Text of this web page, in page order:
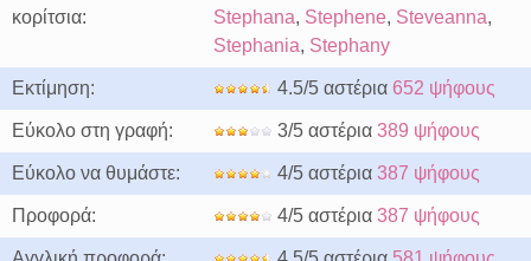
κορίτσια:
Stephana, Stephene, Steveanna,
Stephania, Stephany
Εκτίμηση: 4.5/5 αστέρια 652 ψήφους
Εύκολο στη γραφή: 3/5 αστέρια 389 ψήφους
Εύκολο να θυμάστε: 4/5 αστέρια 387 ψήφους
Προφορά: 4/5 αστέρια 387 ψήφους